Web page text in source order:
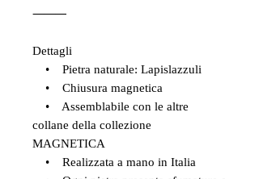
⸻
Dettagli
• Pietra naturale: Lapislazzuli
• Chiusura magnetica
• Assemblabile con le altre
collane della collezione
MAGNETICA
• Realizzata a mano in Italia